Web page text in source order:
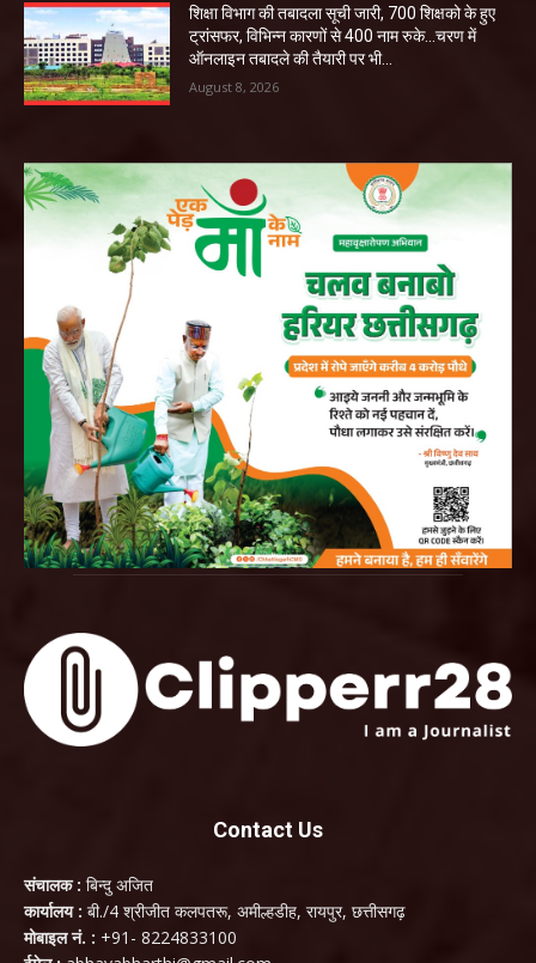
शिक्षा विभाग की तबादला सूची जारी, 700 शिक्षको के हुए
ट्रांसफर, विभिन्न कारणों से 400 नाम रुके…चरण में
ऑनलाइन तबादले की तैयारी पर भी...
August 8, 2026
Contact Us
संचालक : बिन्दु अजित
कार्यालय : बी./4 श्रीजीत कलपतरू, अमील्हडीह, रायपुर, छत्तीसगढ़
मोबाइल नं. : +91- 8224833100